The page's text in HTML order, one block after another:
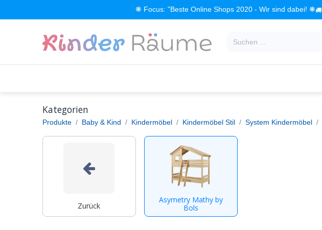
❋ Focus: "Beste Online Shops 2020 - Wir sind dabei! ❋
Kategorien
Produkte Baby & Kind Kindermöbel Kindermöbel Stil System Kindermöbel
Zurück
Asymetry Mathy by
Bols